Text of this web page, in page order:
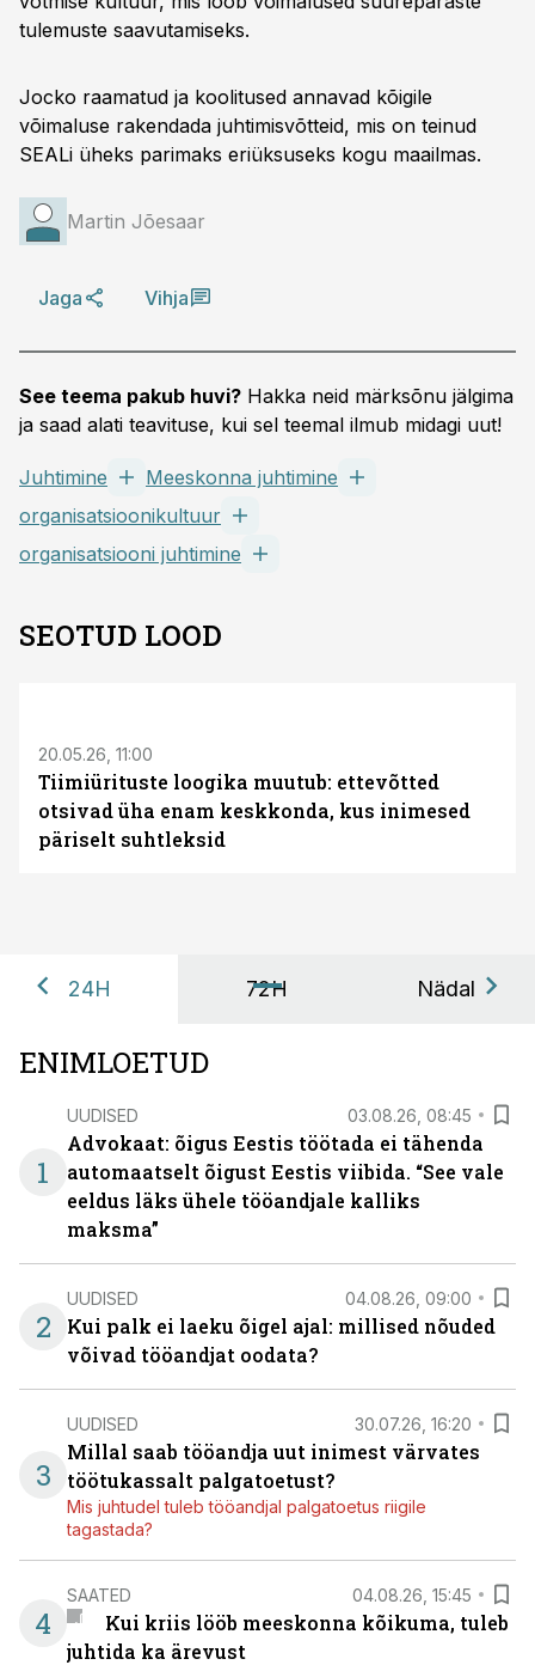
tulemuste saavutamiseks.
Jocko raamatud ja koolitused annavad kõigile
võimaluse rakendada juhtimisvõtteid, mis on teinud
SEALi üheks parimaks eriüksuseks kogu maailmas.
Martin Jõesaar
Jaga Vihja
See teema pakub huvi? Hakka neid märksõnu jälgima
ja saad alati teavituse, kui sel teemal ilmub midagi uut!
Juhtimine
Meeskonna juhtimine
organisatsioonikultuur
organisatsiooni juhtimine
SEOTUD LOOD
20.05.26, 11:00
Tiimiürituste loogika muutub: ettevõtted
otsivad üha enam keskkonda, kus inimesed
päriselt suhtleksid
24H 72H Nädal
ENIMLOETUD
1
UUDISED 03.08.26, 08:45
Advokaat: õigus Eestis töötada ei tähenda
automaatselt õigust Eestis viibida. “See vale
eeldus läks ühele tööandjale kalliks
maksma”
2
UUDISED 04.08.26, 09:00
Kui palk ei laeku õigel ajal: millised nõuded
võivad tööandjat oodata?
3
UUDISED 30.07.26, 16:20
Millal saab tööandja uut inimest värvates
töötukassalt palgatoetust?
Mis juhtudel tuleb tööandjal palgatoetus riigile
tagastada?
4
SAATED 04.08.26, 15:45
Kui kriis lööb meeskonna kõikuma, tuleb
juhtida ka ärevust